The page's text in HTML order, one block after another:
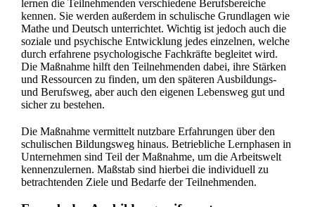
lernen die Teilnehmenden verschiedene Berufsbereiche
kennen. Sie werden außerdem in schulische Grundlagen wie
Mathe und Deutsch unterrichtet. Wichtig ist jedoch auch die
soziale und psychische Entwicklung jedes einzelnen, welche
durch erfahrene psychologische Fachkräfte begleitet wird.
Die Maßnahme hilft den Teilnehmenden dabei, ihre Stärken
und Ressourcen zu finden, um den späteren Ausbildungs-
und Berufsweg, aber auch den eigenen Lebensweg gut und
sicher zu bestehen.
Die Maßnahme vermittelt nutzbare Erfahrungen über den
schulischen Bildungsweg hinaus. Betriebliche Lernphasen in
Unternehmen sind Teil der Maßnahme, um die Arbeitswelt
kennenzulernen. Maßstab sind hierbei die individuell zu
betrachtenden Ziele und Bedarfe der Teilnehmenden.